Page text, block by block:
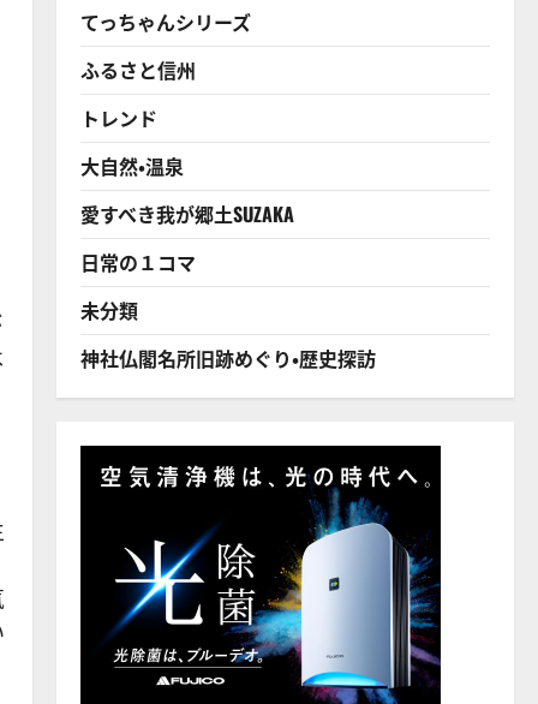
てっちゃんシリーズ
ふるさと信州
トレンド
大自然・温泉
愛すべき我が郷土SUZAKA
日常の１コマ
未分類
神社仏閣名所旧跡めぐり・歴史探訪